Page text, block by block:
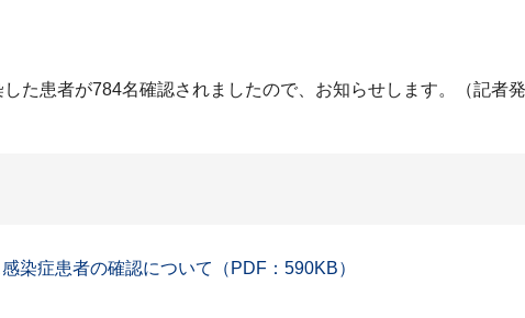
た患者が784名確認されましたので、お知らせします。（記者
染症患者の確認について（PDF：590KB）